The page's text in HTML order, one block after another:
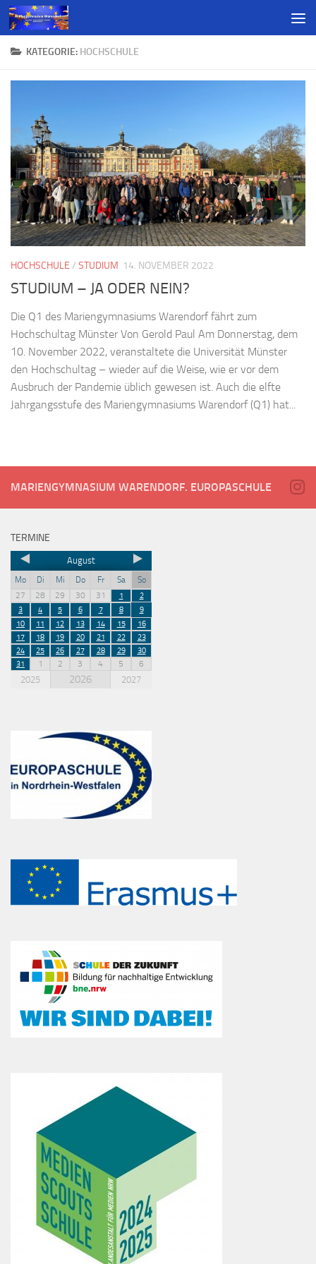
KATEGORIE: HOCHSCHULE
HOCHSCHULE / STUDIUM 14. NOVEMBER 2022
STUDIUM – JA ODER NEIN?
Die Q1 des Mariengymnasiums Warendorf fährt zum
Hochschultag Münster Von Gerold Paul Am Donnerstag, dem
10. November 2022, veranstaltete die Universität Münster
den Hochschultag – wieder auf die Weise, wie er vor dem
Ausbruch der Pandemie üblich gewesen ist. Auch die elfte
Jahrgangsstufe des Mariengymnasiums Warendorf (Q1) hat...
MARIENGYMNASIUM WARENDORF. EUROPASCHULE
TERMINE
August
Mo Di Mi Do Fr Sa
So
27
28 29 30 31 1
2
3
4 5 6 7 8
9
10
11 12 13 14 15
16
17
18 19 20 21 22
23
24
25 26 27 28 29
30
31
1 2 3 4 5 6
2025 2026 2027